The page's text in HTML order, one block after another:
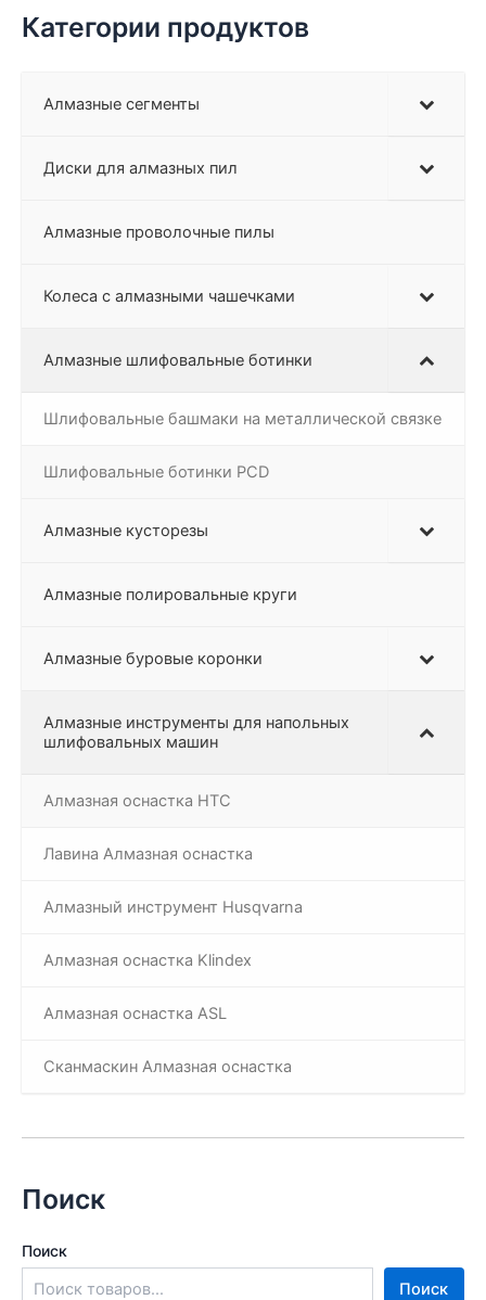
Категории продуктов
Алмазные сегменты
Диски для алмазных пил
Алмазные проволочные пилы
Колеса с алмазными чашечками
Алмазные шлифовальные ботинки
Шлифовальные башмаки на металлической связке
Шлифовальные ботинки PCD
Алмазные кусторезы
Алмазные полировальные круги
Алмазные буровые коронки
Алмазные инструменты для напольных
шлифовальных машин
Алмазная оснастка HTC
Лавина Алмазная оснастка
Алмазный инструмент Husqvarna
Алмазная оснастка Klindex
Алмазная оснастка ASL
Сканмаскин Алмазная оснастка
Поиск
Поиск
Поиск